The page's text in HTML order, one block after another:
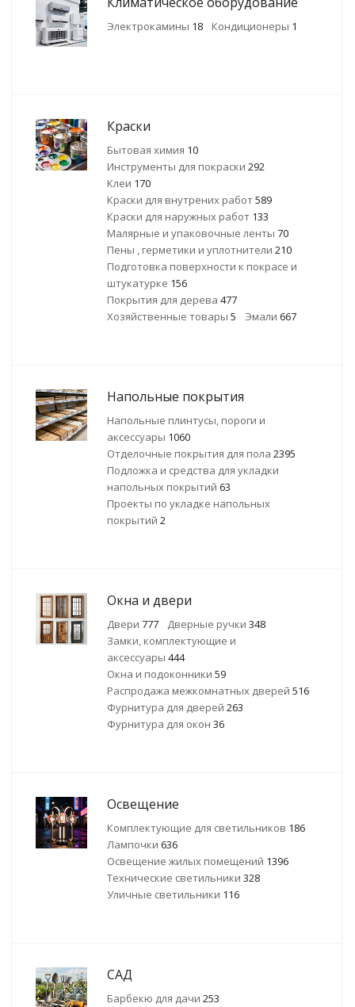
Электрокамины 18 Кондиционеры 1
Краски
Бытовая химия 10
Инструменты для покраски 292
Клеи 170
Краски для внутрених работ589
Краски для наружных работ 133
Малярные и упаковочные ленты 70
Пены , герметики и уплотнители 210
Подготовка поверхности к покрасе и
штукатурке 156
Покрытия для дерева 477
Хозяйственные товары 5 Эмали 667
Напольные покрытия
Напольные плинтусы, пороги и
аксессуары 1060
Отделочные покрытия для пола 2395
Подложка и средства для укладки
напольных покрытий 63
Проекты по укладке напольных
покрытий 2
Окна и двери
Двери 777 Дверные ручки 348
Замки, комплектующие и
аксессуары 444
Окна и подоконники 59
Распродажа межкомнатных дверей 516
Фурнитура для дверей 263
Фурнитура для окон 36
Освещение
Комплектующие для светильников 186
Лампочки 636
Освещение жилых помещений 1396
Технические светильники 328
Уличные светильники 116
САД
Барбекю для дачи 253